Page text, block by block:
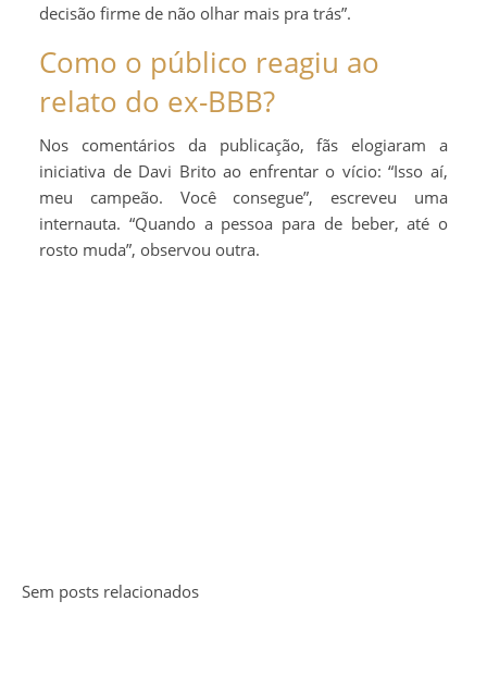
decisão firme de não olhar mais pra trás”.
Como o público reagiu ao
relato do ex-BBB?
Nos comentários da publicação, fãs elogiaram a
iniciativa de Davi Brito ao enfrentar o vício: “Isso aí,
meu campeão. Você consegue”, escreveu uma
internauta. “Quando a pessoa para de beber, até o
rosto muda”, observou outra.
Sem posts relacionados